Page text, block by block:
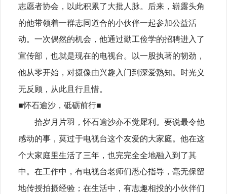
志愿者协会，以此积累了大批人脉。后来，崭露头角
的他带领着一群志同道合的小伙伴一起参加公益活
动。一次偶然的机会，他通过勤工俭学的招聘进入了
宣传部，也就是现在的电视台。以一股执著的韧劲，
他从零开始，对摄像由兴趣入门到深爱熟知。时光义
无反顾，从此且行且惜。
■怀石逾沙，砥砺前行■
拾岁月片羽，怀石逾沙亦不觉犀利。要说最令他
感动的事，莫过于电视台这个友爱的大家庭。他在这
个大家庭里生活了三年，也完完全全地融入到了其
中。在工作中，有电视台老师们悉心指导，毫无保留
地传授拍摄经验；在生活中，有志趣相投的小伙伴们